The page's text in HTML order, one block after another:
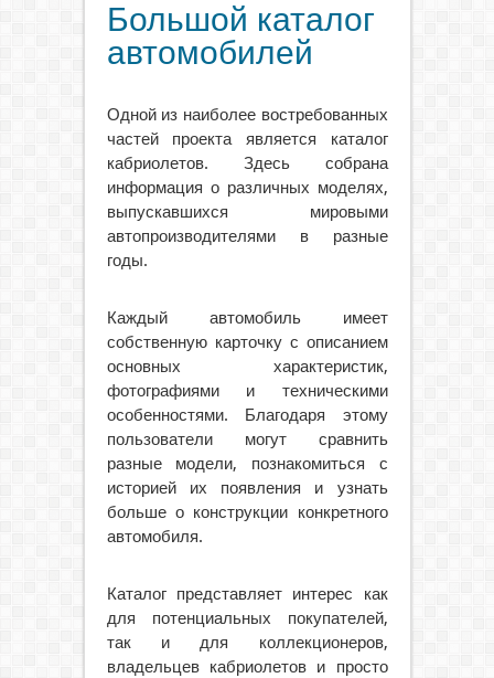
Большой каталог
автомобилей
Одной из наиболее востребованных
частей проекта является каталог
кабриолетов. Здесь собрана
информация о различных моделях,
выпускавшихся мировыми
автопроизводителями в разные
годы.
Каждый автомобиль имеет
собственную карточку с описанием
основных характеристик,
фотографиями и техническими
особенностями. Благодаря этому
пользователи могут сравнить
разные модели, познакомиться с
историей их появления и узнать
больше о конструкции конкретного
автомобиля.
Каталог представляет интерес как
для потенциальных покупателей,
так и для коллекционеров,
владельцев кабриолетов и просто